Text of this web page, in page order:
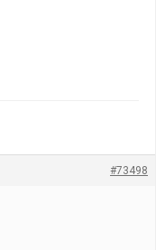
#73498